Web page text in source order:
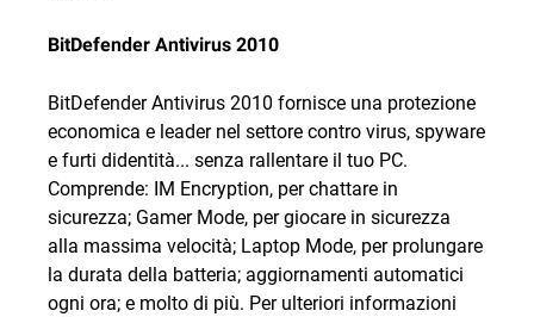
BitDefender Antivirus 2010
BitDefender Antivirus 2010 fornisce una protezione
economica e leader nel settore contro virus, spyware
e furti didentità... senza rallentare il tuo PC.
Comprende: IM Encryption, per chattare in
sicurezza; Gamer Mode, per giocare in sicurezza
alla massima velocità; Laptop Mode, per prolungare
la durata della batteria; aggiornamenti automatici
ogni ora; e molto di più. Per ulteriori informazioni